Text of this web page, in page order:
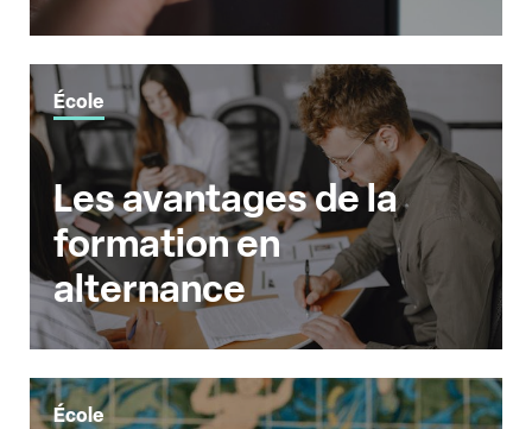
École
Les avantages de la
formation en
alternance
École